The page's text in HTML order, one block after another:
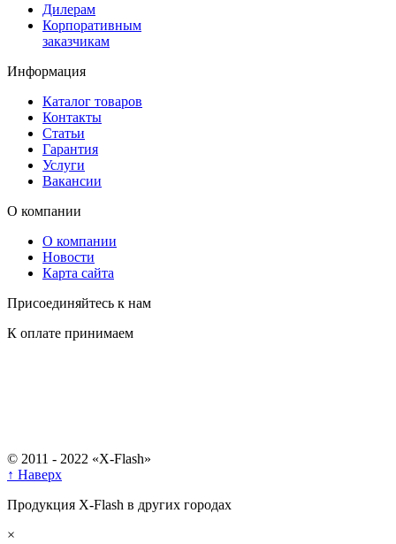
Дилерам
Корпоративным
заказчикам
Информация
Каталог товаров
Контакты
Статьи
Гарантия
Услуги
Вакансии
О компании
О компании
Новости
Карта сайта
Присоединяйтесь к нам
К оплате принимаем
© 2011 - 2022 «X-Flash»
↑ Наверх
Продукция X-Flash в других городах
×